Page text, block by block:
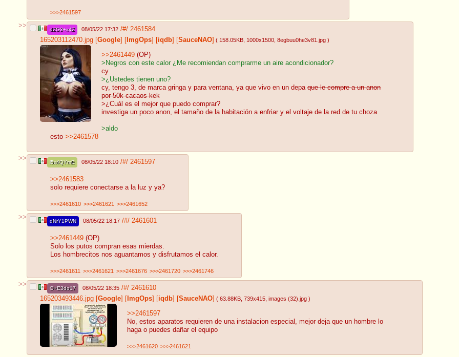
>>>2461597
>>
dZG3+x4Z 08/05/22 17:32 /#/ 2461584
165203112470.jpg Google ImgOps iqdb SauceNAO ( 158.05KB , 1000x1500 , 8egbuu0he3v81.jpg )
>>2461449 (OP)
>Negros con este calor ¿Me recomiendan comprarme un aire acondicionador?
cy
>¿Ustedes tienen uno?
cy, tengo 3, de marca gringa y para ventana, ya que vivo en un depa que le compre a un anon
por 50k cacaos kek
>¿Cuál es el mejor que puedo comprar?
investiga un poco anon, el tamaño de la habitación a enfriar y el voltaje de la red de tu choza
>aldo
esto >>2461578
>>
l5x4QYmE 08/05/22 18:10 /#/ 2461597
>>2461583
solo requiere conectarse a la luz y ya?
>>>2461610 >>>2461621 >>>2461652
>>
dNrY1PWN 08/05/22 18:17 /#/ 2461601
>>2461449 (OP)
Solo los putos compran esas mierdas.
Los hombrecitos nos aguantamos y disfrutamos el calor.
>>>2461611 >>>2461621 >>>2461676 >>>2461720 >>>2461746
>>
O+E3do17 08/05/22 18:35 /#/ 2461610
165203493446.jpg Google ImgOps iqdb SauceNAO ( 63.88KB , 739x415 , images (32).jpg )
>>2461597
No, estos aparatos requieren de una instalacion especial, mejor deja que un hombre lo
haga o puedes dañar el equipo
>>>2461620 >>>2461621